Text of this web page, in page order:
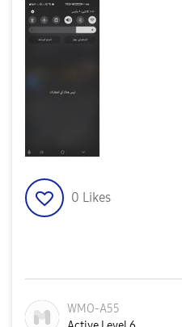
0 Likes
WMO-A55